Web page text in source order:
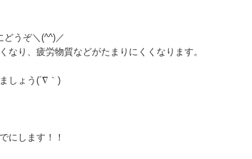
うぞ＼(^^)／
なり、疲労物質などがたまりにくくなります。
しょう(´∇｀)
にします！！